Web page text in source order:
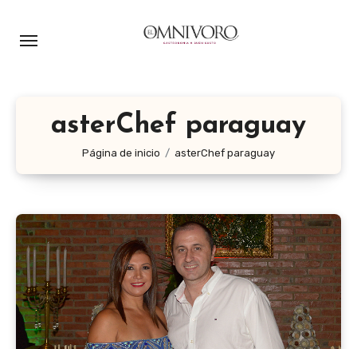
asterChef paraguay
Página de inicio asterChef paraguay